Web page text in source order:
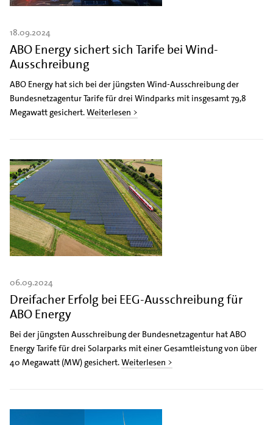
18.09.2024
ABO Energy sichert sich Tarife bei Wind-
Ausschreibung
ABO Energy hat sich bei der jüngsten Wind-Ausschreibung der
Bundesnetzagentur Tarife für drei Windparks mit insgesamt 79,8
Megawatt gesichert.Weiterlesen >
06.09.2024
Dreifacher Erfolg bei EEG-Ausschreibung für
ABO Energy
Bei der jüngsten Ausschreibung der Bundesnetzagentur hat ABO
Energy Tarife für drei Solarparks mit einer Gesamtleistung von über
40 Megawatt (MW) gesichert.Weiterlesen >